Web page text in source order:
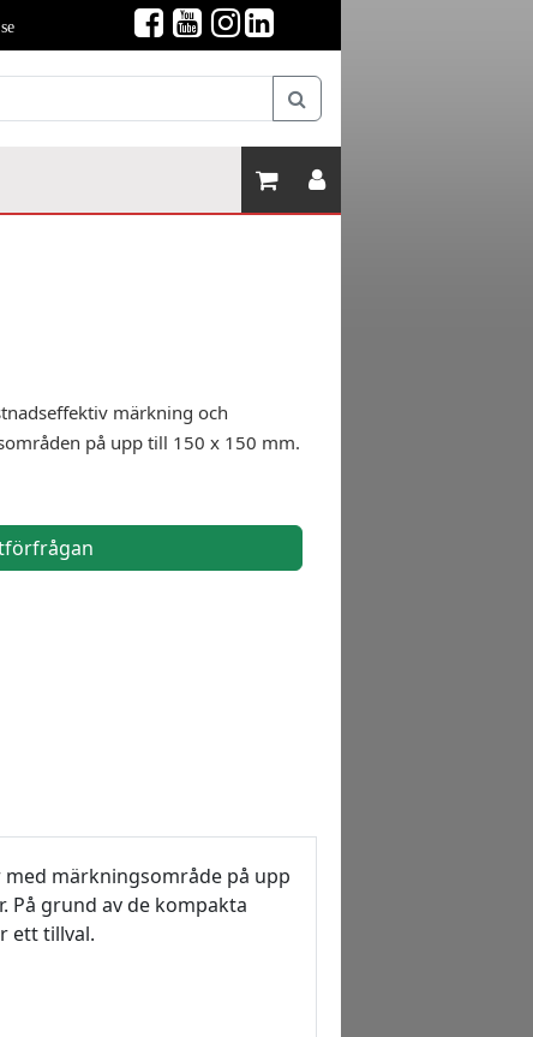
märkning och
på upp till 150 x 150 mm.
märkningsområde på upp
På grund av de kompakta
ett tillval.